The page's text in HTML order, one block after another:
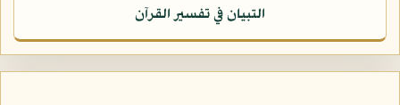
التبيان في تفسير القرآن